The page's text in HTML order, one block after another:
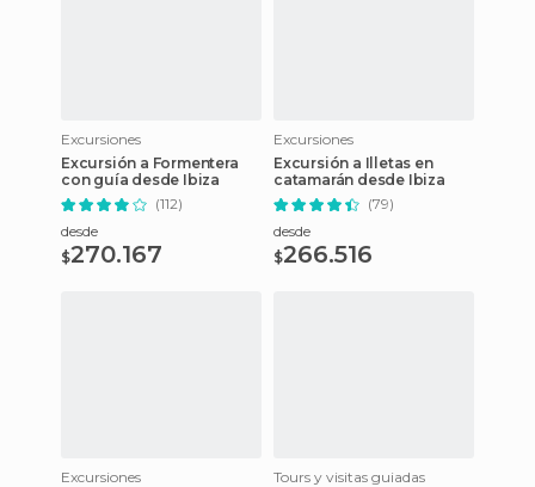
Excursiones
Excursión a Formentera
con guía desde Ibiza
(112)
desde
$270.167
Excursiones
Excursión a Illetas en
catamarán desde Ibiza
(79)
desde
$266.516
Excursiones
Tours y visitas guiadas